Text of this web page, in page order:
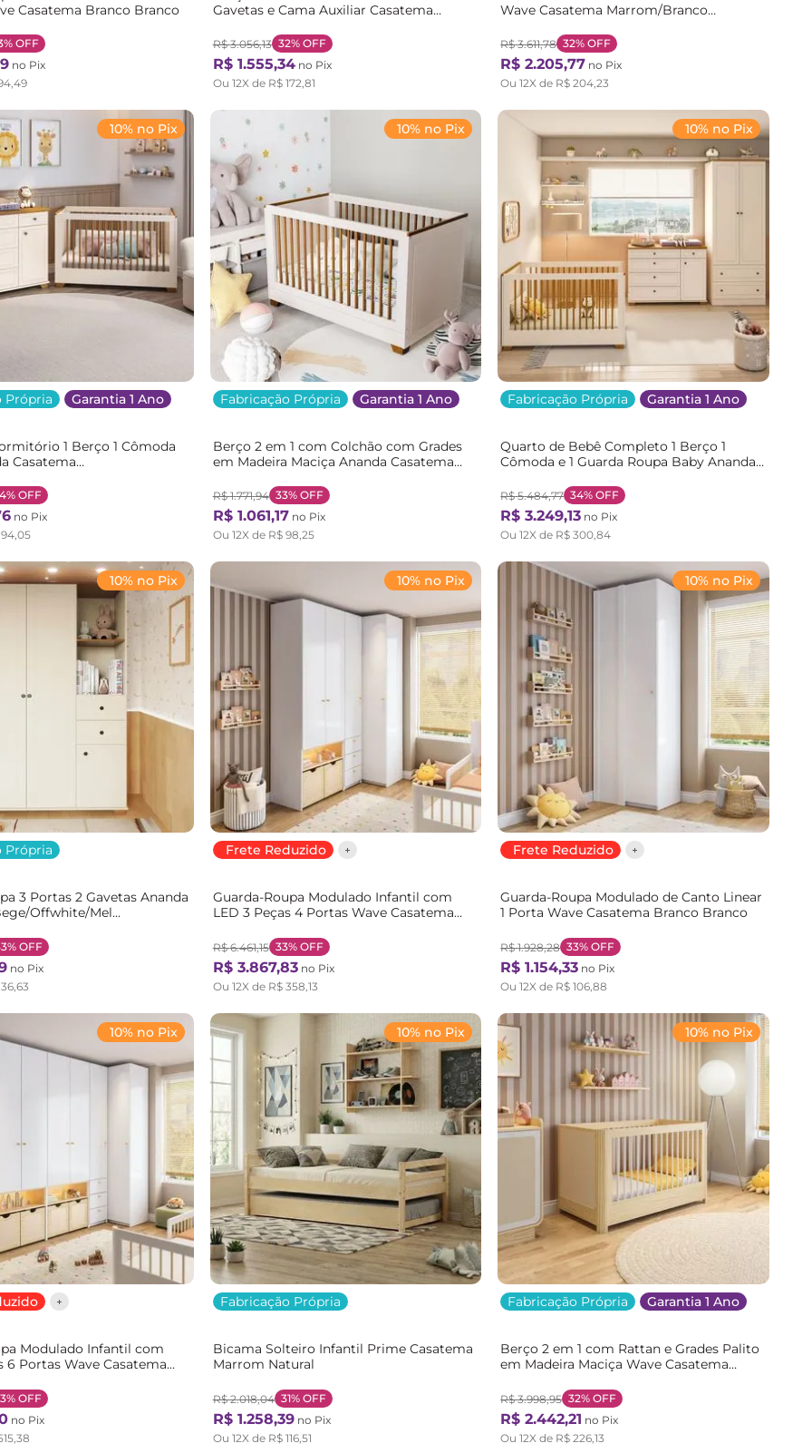
Casatema Branco Branco
OFF
no Pix
,49
Gavetas e Cama Auxiliar Casatema
R$ 3.056,13 32%OFF
R$ 1.555,34no Pix
Ou 12X de R$ 172,81
Wave Casatema Marrom/Branco
R$ 3.611,78 32% OFF
R$ 2.205,77 no Pix
Ou12X de R$ 204,23
Própria Garantia 1 Ano
10% no Pix
1 Berço 1 Cômoda
Casatema
OFF
no Pix
,05
Fabricação Própria Garantia 1 Ano
10% no Pix
Berço 2 em 1 com Colchão com Grades
em Madeira Maciça Ananda Casatema
R$ 1.771,94 33%OFF
R$ 1.061,17no Pix
Ou 12X de R$ 98,25
Fabricação Própria Garantia 1 Ano
10% no Pix
Quarto de Bebê Completo 1 Berço 1
Cômoda e 1 Guarda Roupa Baby Ananda
OffWhite/Mel
R$ 5.484,77 34% OFF
R$ 3.249,13 no Pix
Ou12X de R$ 300,84
Própria
10% no Pix
3 Portas 2 Gavetas Ananda
Offwhite/Mel
OFF
no Pix
,63
Frete Reduzido
10% no Pix
Guarda-Roupa Modulado Infantil com
LED 3 Peças 4 Portas Wave Casatema
R$ 6.461,15 33%OFF
R$ 3.867,83no Pix
Ou 12X de R$ 358,13
Frete Reduzido
10% no Pix
Guarda-Roupa Modulado de Canto Linear
1 Porta Wave Casatema Branco Branco
R$ 1.928,28 33% OFF
R$ 1.154,33 no Pix
Ou12X de R$ 106,88
10% no Pix
Modulado Infantil com
6 Portas Wave Casatema
OFF
no Pix
,38
Fabricação Própria
10% no Pix
Bicama Solteiro Infantil Prime Casatema
Marrom Natural
R$ 2.018,04 31%OFF
R$ 1.258,39no Pix
Ou 12X de R$ 116,51
Fabricação Própria Garantia 1 Ano
10% no Pix
Berço 2 em 1 com Rattan e Grades Palito
em Madeira Maciça Wave Casatema
R$ 3.998,95 32% OFF
R$ 2.442,21 no Pix
Ou12X de R$ 226,13